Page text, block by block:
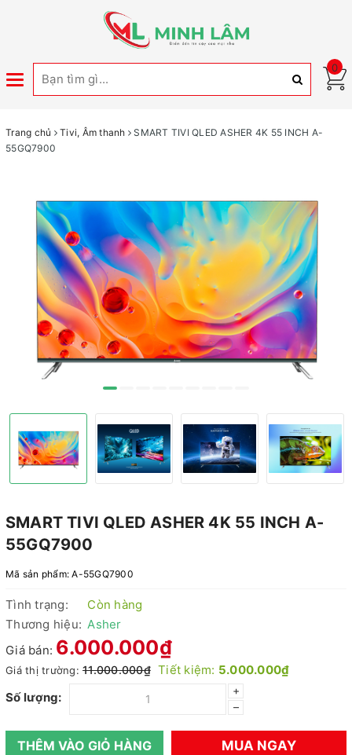
Toggle
0
Trang chủ Tivi, Âm thanh
SMART TIVI QLED ASHER 4K 55 INCH A-
55GQ7900
SMART TIVI QLED ASHER 4K 55 INCH A-
55GQ7900
Mã sản phẩm:A-55GQ7900
Tình trạng:
Còn hàng
Thương hiệu: Asher
Giá bán: 6.000.000₫
Giá thị trường: 11.000.000₫ Tiết kiệm: 5.000.000₫
Số lượng:
+
–
THÊM VÀO GIỎ HÀNG MUA NGAY